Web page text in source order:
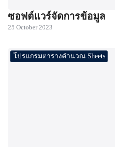
ซอฟต์แวร์จัดการข้อมูล
25 October 2023
โปรแกรมตารางคำนวณ Sheets